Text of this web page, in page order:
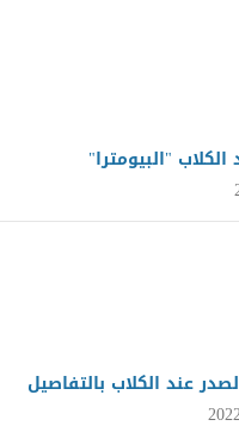
"البيومترا"
عند الكلاب بالتفاصيل